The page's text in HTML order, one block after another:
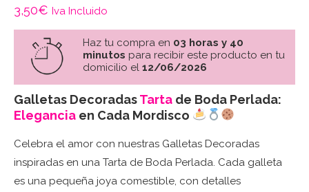
3,50€ Iva Incluido
Haz tu compra en 03 horas y 40
minutos para recibir este producto en tu
domicilio el 12/06/2026
Galletas DecoradasTarta de Boda Perlada:
Elegancia en Cada Mordisco
Celebra el amor con nuestras Galletas Decoradas
inspiradas en una Tarta de Boda Perlada. Cada galleta
es una pequeña joya comestible, con detalles